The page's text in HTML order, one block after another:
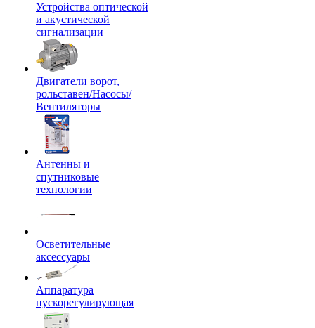
Устройства оптической
и акустической
сигнализации
Двигатели ворот,
рольставен/Насосы/
Вентиляторы
Антенны и
спутниковые
технологии
Осветительные
аксессуары
Аппаратура
пускорегулирующая